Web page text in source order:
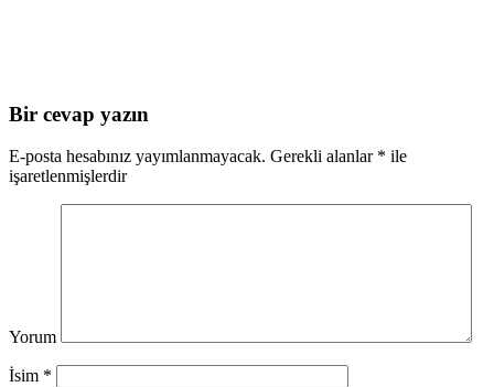
Bir cevap yazın
E-posta hesabınız yayımlanmayacak. Gerekli alanlar * ile
işaretlenmişlerdir
Yorum
İsim *